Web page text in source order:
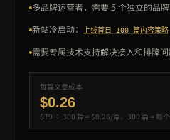
多品牌运营者，需要 5 个独立的品
新站冷启动：
上线首日 100 篇内容策略
需要专属技术支持解决接入和排障
每篇文章成本
$0.26
$79 ÷ 300 篇 = $0.26/篇。300 篇 = 每个